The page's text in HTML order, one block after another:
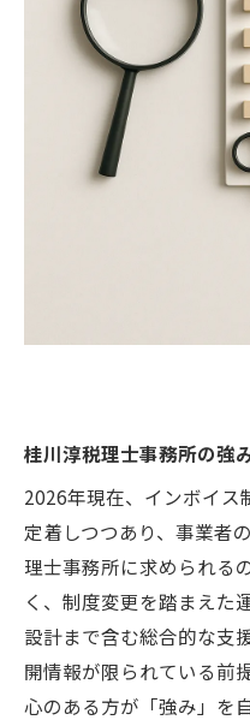
桂川淳税理士事務所の強
2026年現在、インボイス
定着しつつあり、事業者
理士事務所に求められる
く、制度変更を踏まえた
設計まで含む総合的な支
開情報が限られている前提
心のある方が「強み」を